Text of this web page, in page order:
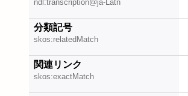
ndl:transcription@ja-Latn
分類記号
skos:relatedMatch
関連リンク
skos:exactMatch